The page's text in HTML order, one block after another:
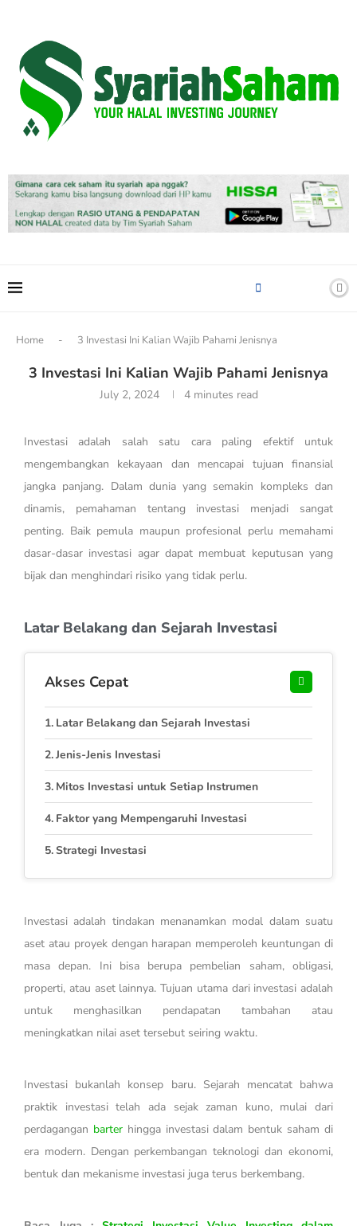
Home - 3 Investasi Ini Kalian Wajib Pahami Jenisnya
3 Investasi Ini Kalian Wajib Pahami Jenisnya
July 2, 2024 4 minutes read
Investasi adalah salah satu cara paling efektif untuk
mengembangkan kekayaan dan mencapai tujuan finansial
jangka panjang. Dalam dunia yang semakin kompleks dan
dinamis, pemahaman tentang investasi menjadi sangat
penting. Baik pemula maupun profesional perlu memahami
dasar-dasar investasi agar dapat membuat keputusan yang
bijak dan menghindari risiko yang tidak perlu.
Latar Belakang dan Sejarah Investasi
Akses Cepat
Latar Belakang dan Sejarah Investasi
Jenis-Jenis Investasi
Mitos Investasi untuk Setiap Instrumen
Faktor yang Mempengaruhi Investasi
Strategi Investasi
Investasi adalah tindakan menanamkan modal dalam suatu
aset atau proyek dengan harapan memperoleh keuntungan di
masa depan. Ini bisa berupa pembelian saham, obligasi,
properti, atau aset lainnya. Tujuan utama dari investasi adalah
untuk menghasilkan pendapatan tambahan atau
meningkatkan nilai aset tersebut seiring waktu.
Investasi bukanlah konsep baru. Sejarah mencatat bahwa
praktik investasi telah ada sejak zaman kuno, mulai dari
perdagangan barterhingga investasi dalam bentuk saham di
era modern. Dengan perkembangan teknologi dan ekonomi,
bentuk dan mekanisme investasi juga terus berkembang.